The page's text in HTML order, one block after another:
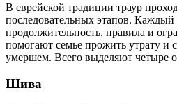
В еврейской традиции траур
последовательных этапов.
продолжительность, правила и
помогают семье прожить утрату и
умершем. Всего выделяют четыре
Шива